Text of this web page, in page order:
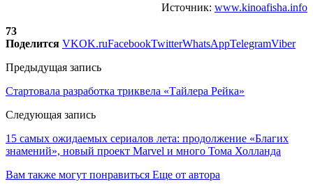
Источник: www.kinoafisha.info
73
Поделится VKOK.ruFacebookTwitterWhatsAppTelegramViber
Предыдущая запись
Стартовала разработка триквела «Тайлера Рейка»
Следующая запись
15 самых ожидаемых сериалов лета: продолжение «Благих
знамений», новый проект Marvel и много Тома Холланда
Вам также могут понравиться Еще от автора